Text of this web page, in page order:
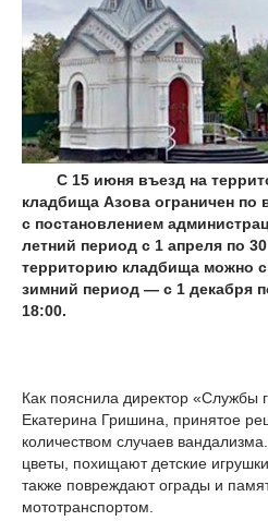
С 15 июня въезд на
кладбища Азова ограничен по
с постановлением
летний период с 1 апреля по
территорию кладбища можно
зимний период — с 1 декабря
18:00.
Как пояснила директор «Службы
Екатерина Гришина, принятое
количеством случаев
цветы, похищают детские
также повреждают ограды и
мототранспортом.